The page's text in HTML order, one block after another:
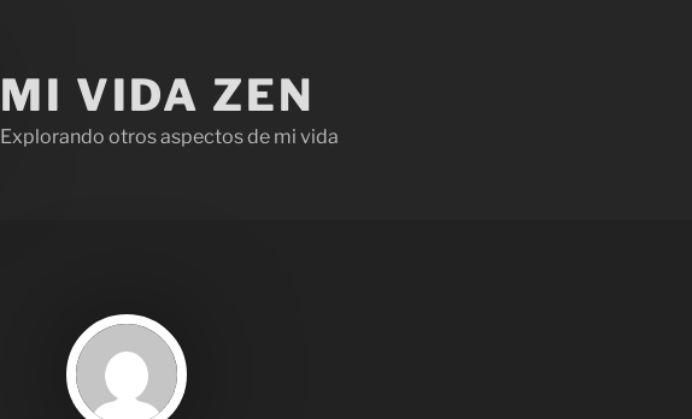
MI VIDA ZEN
Explorando otros aspectos de mi vida